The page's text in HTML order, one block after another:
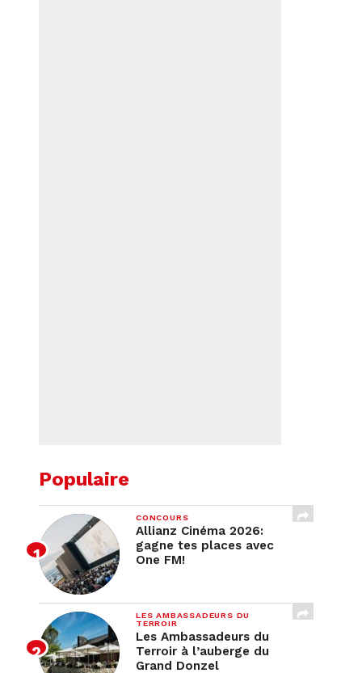
Populaire
CONCOURS
Allianz Cinéma 2026:
gagne tes places avec
One FM!
LES AMBASSADEURS DU
TERROIR
Les Ambassadeurs du
Terroir à l’auberge du
Grand Donzel